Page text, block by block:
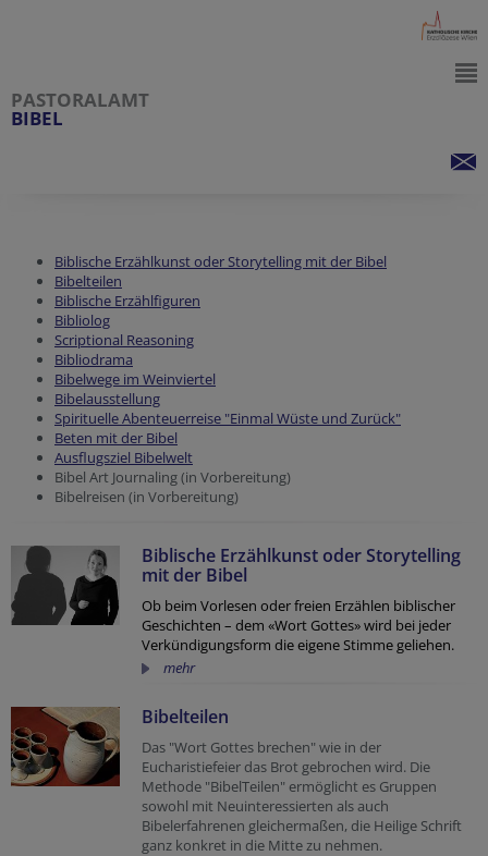
PASTORALAMT
BIBEL
Biblische Erzählkunst oder Storytelling mit der Bibel
Bibelteilen
Biblische Erzählfiguren
Bibliolog
Scriptional Reasoning
Bibliodrama
Bibelwege im Weinviertel
Bibelausstellung
Spirituelle Abenteuerreise "Einmal Wüste und Zurück"
Beten mit der Bibel
Ausflugsziel Bibelwelt
Bibel Art Journaling (in Vorbereitung)
Bibelreisen (in Vorbereitung)
Biblische Erzählkunst oder Storytelling
mit der Bibel
Ob beim Vorlesen oder freien Erzählen biblischer
Geschichten – dem «Wort Gottes» wird bei jeder
Verkündigungsform die eigene Stimme geliehen.
mehr
Bibelteilen
Das "Wort Gottes brechen" wie in der
Eucharistiefeier das Brot gebrochen wird. Die
Methode "BibelTeilen" ermöglicht es Gruppen
sowohl mit Neuinteressierten als auch
Bibelerfahrenen gleichermaßen, die Heilige Schrift
ganz konkret in die Mitte zu nehmen.